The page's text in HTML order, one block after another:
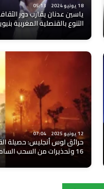
18 يونيو 2024 05:13
ياسين عدنان يقارب دور
التنوع بالقنصلية المغربية
12 يونيو 2025 07:04
حرائق لوس أنجليس: حصيلة
16 وتحذيرات من السحب السامة